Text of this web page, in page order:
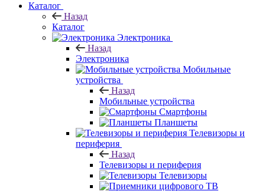
Каталог
Назад
Каталог
Электроника
Назад
Электроника
Мобильные
устройства
Назад
Мобильные устройства
Смартфоны
Планшеты
Телевизоры и
периферия
Назад
Телевизоры и периферия
Телевизоры